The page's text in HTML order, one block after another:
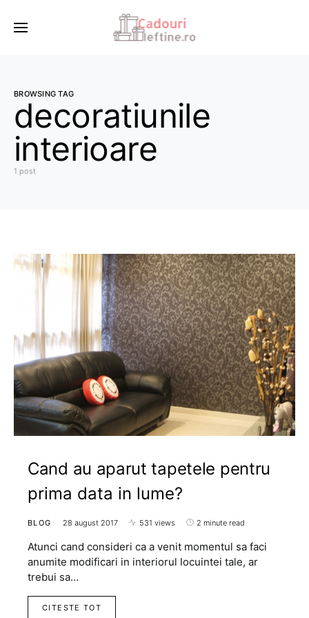
BROWSING TAG
decoratiunile
interioare
1 post
Cand au aparut tapetele pentru
prima data in lume?
BLOG 28 august 2017 531 views 2 minute read
Atunci cand consideri ca a venit momentul sa faci
anumite modificari in interiorul locuintei tale, ar
trebui sa…
CITESTE TOT